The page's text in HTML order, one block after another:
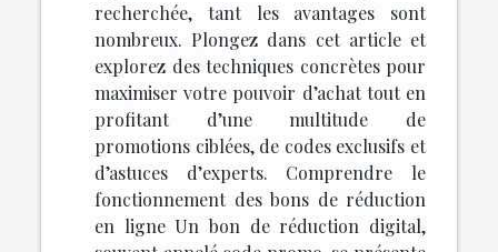
recherchée, tant les avantages sont
nombreux. Plongez dans cet article et
explorez des techniques concrètes pour
maximiser votre pouvoir d’achat tout en
profitant d’une multitude de
promotions ciblées, de codes exclusifs et
d’astuces d’experts. Comprendre le
fonctionnement des bons de réduction
en ligne Un bon de réduction digital,